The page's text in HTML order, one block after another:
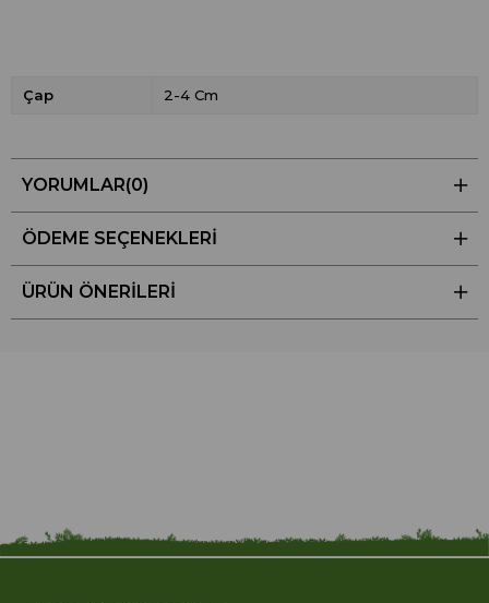
Çap 2-4 Cm
YORUMLAR(0)
ÖDEME SEÇENEKLERI
ÜRÜN ÖNERILERI